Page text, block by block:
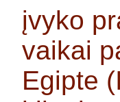
įvyko
vaikai
Egipte